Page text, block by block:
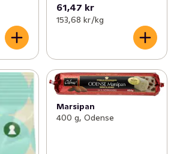
61,47 kr
153,68 kr /kg
Marsipan
400 g, Odense